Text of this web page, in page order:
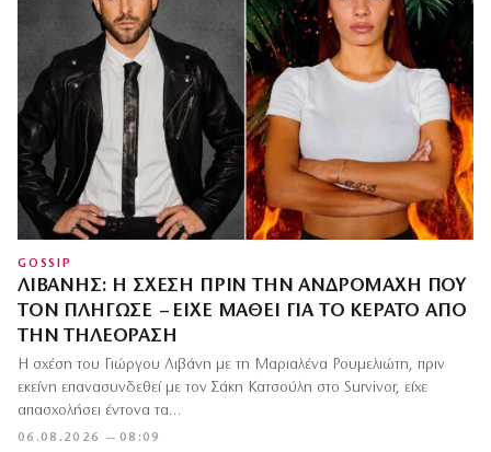
GOSSIP
ΛΙΒΆΝΗΣ: Η ΣΧΈΣΗ ΠΡΙΝ ΤΗΝ ΑΝΔΡΟΜΆΧΗ ΠΟΥ
ΤΟΝ ΠΛΉΓΩΣΕ – ΕΊΧΕ ΜΆΘΕΙ ΓΙΑ ΤΟ ΚΈΡΑΤΟ ΑΠΌ
ΤΗΝ ΤΗΛΕΌΡΑΣΗ
06.08.2026 — 08:09
Η σχέση του Γιώργου Λιβάνη με τη Μαριαλένα Ρουμελιώτη, πριν
εκείνη επανασυνδεθεί με τον Σάκη Κατσούλη στο Survivor, είχε
απασχολήσει έντονα τα…